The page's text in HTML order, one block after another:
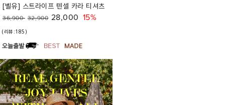
[벨유] 스트라이프 텐셀 카라 티셔츠
36,900 32,900 28,000 15%
(리뷰:185)